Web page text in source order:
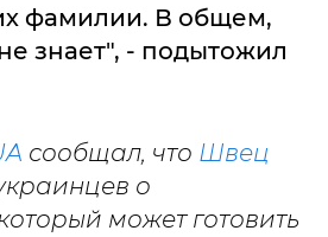
фамилии. В общем,
знает", - подытожил
сообщал, что Швец
о
может готовить